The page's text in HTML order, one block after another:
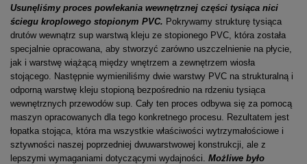
Usunęliśmy proces powlekania wewnętrznej części tysiąca nici
ściegu kroplowego stopionym PVC. Pokrywamy strukturę tysiąca
drutów wewnątrz sup warstwą kleju ze stopionego PVC, która została
specjalnie opracowana, aby stworzyć zarówno uszczelnienie na płycie,
jak i warstwę wiążącą między wnętrzem a zewnętrzem wiosła
stojącego. Następnie wymieniliśmy dwie warstwy PVC na strukturalną i
odporną warstwę kleju stopioną bezpośrednio na rdzeniu tysiąca
wewnętrznych przewodów sup. Cały ten proces odbywa się za pomocą
maszyn opracowanych dla tego konkretnego procesu. Rezultatem jest
łopatka stojąca, która ma wszystkie właściwości wytrzymałościowe i
sztywności naszej poprzedniej dwuwarstwowej konstrukcji, ale z
lepszymi wymaganiami dotyczącymi wydajności. Możliwe było